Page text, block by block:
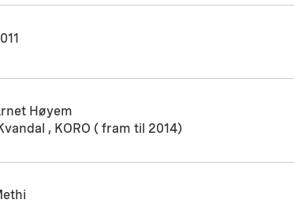
Høyem
, KORO ( fram til 2014)